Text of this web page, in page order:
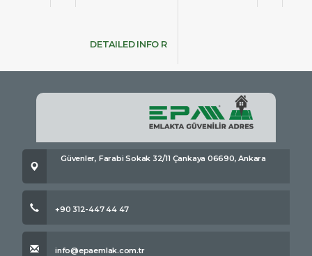
DETAILED INFO R
Güvenler, Farabi Sokak 32/11 Çankaya 06690, Ankara
+90 312-447 44 47
info@epaemlak.com.tr